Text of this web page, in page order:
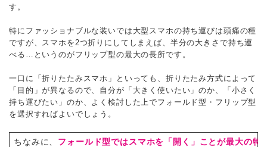
す。
特にファッショナブルな装いでは大型スマホの持ち運びは頭痛の種
ですが、スマホを2つ折りにしてしまえば、半分の大きさで持ち運
べる…というのがフリップ型の最大の長所です。
一口に「折りたたみスマホ」といっても、折りたたみ方式によって
「目的」が異なるので、自分が「大きく使いたい」のか、「小さく
持ち運びたい」のか、よく検討した上でフォールド型・フリップ型
を選択すればよいでしょう。
ちなみに、 フォールド型ではスマホを「開く」ことが最大の